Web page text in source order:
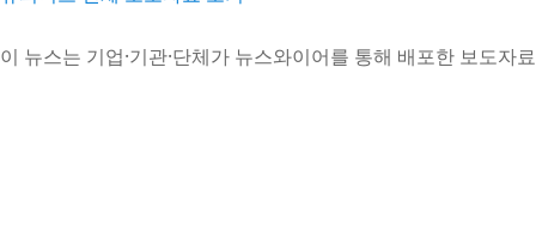
이 뉴스는 기업·기관·단체가 뉴스와이어를 통해 배포한 보도자